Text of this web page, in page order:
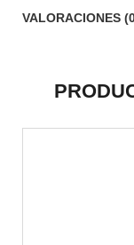
VALORACIONES